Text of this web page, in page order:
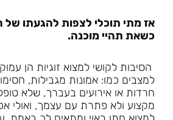
אז מתי תוכלי לצפות להגעתו של
כשאת תהיי מוכנה.
הסיבות לקושי למצוא זוגיות הן
למצבים כמו: אמונות מגבילות,
חרדות או אירועים בעברך, שלא
מקצוע ולא פתרת עם עצמך, ואולי